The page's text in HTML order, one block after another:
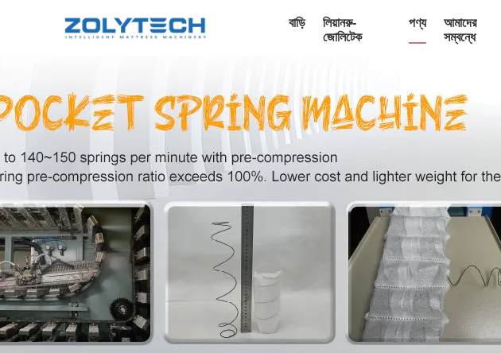
বাড়ি
লিয়ানরু-
জোলিটেক
পণ্য
আমাদের
সম্বন্ধে